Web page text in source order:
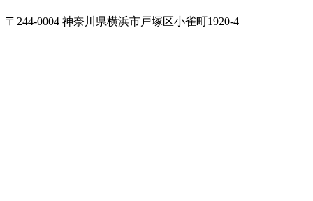
〒244-0004 神奈川県横浜市戸塚区小雀町1920-4